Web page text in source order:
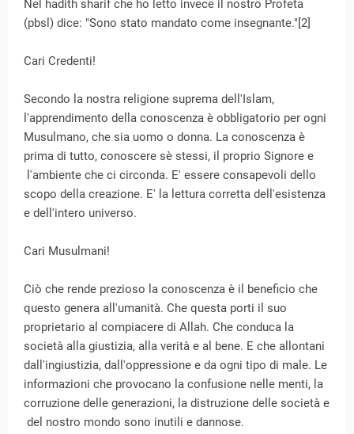
Nel hadith sharif che ho letto invece il nostro Profeta
(pbsl) dice: "Sono stato mandato come insegnante."[2]
Cari Credenti!
Secondo la nostra religione suprema dell'Islam,
l'apprendimento della conoscenza è obbligatorio per ogni
Musulmano, che sia uomo o donna. La conoscenza è
prima di tutto, conoscere sè stessi, il proprio Signore e
l'ambiente che ci circonda. E' essere consapevoli dello
scopo della creazione. E' la lettura corretta dell'esistenza
e dell'intero universo.
Cari Musulmani!
Ciò che rende prezioso la conoscenza è il beneficio che
questo genera all'umanità. Che questa porti il suo
proprietario al compiacere di Allah. Che conduca la
società alla giustizia, alla verità e al bene. E che allontani
dall'ingiustizia, dall'oppressione e da ogni tipo di male. Le
informazioni che provocano la confusione nelle menti, la
corruzione delle generazioni, la distruzione delle società e
del nostro mondo sono inutili e dannose.